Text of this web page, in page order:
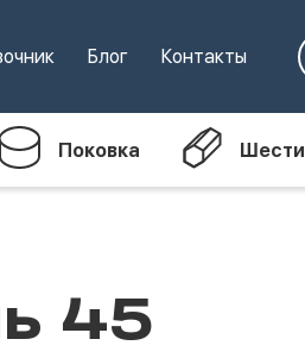
Блог Контакты
Поковка
45